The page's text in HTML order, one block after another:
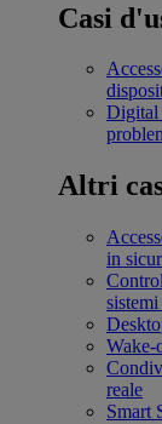
Casi
Digital
Altri
in
reale
Smart